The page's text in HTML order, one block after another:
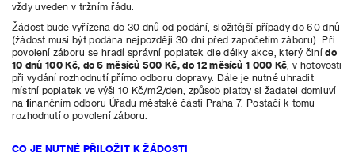
vždy uveden v tržním řádu.
Žádost bude vyřízena do 30 dnů od podání, složitější případy do 60 dnů
(žádost musí být podána nejpozději 30 dní před započetím záboru). Při
povolení záboru se hradí správní poplatek dle délky akce, který činído
10 dnů 100 Kč, do 6 měsíců 500 Kč, do 12 měsíců 1 000 Kč , v hotovosti
při vydání rozhodnutí přímo odboru dopravy. Dále je nutné uhradit
místní poplatek ve výši 10 Kč/m2/den, způsob platby si žadatel domluví
na finančním odboru Úřadu městské části Praha 7. Postačí k tomu
rozhodnutí o povolení záboru.
CO JE NUTNÉ PŘILOŽIT K ŽÁDOSTI